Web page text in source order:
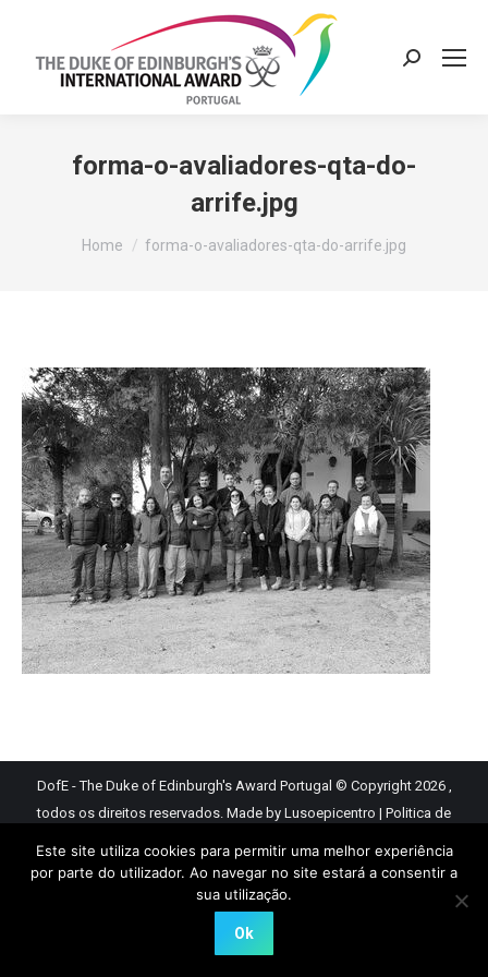
Search:
forma-o-avaliadores-qta-do-
arrife.jpg
You are here:
Home forma-o-avaliadores-qta-do-arrife.jpg
DofE - The Duke of Edinburgh's Award Portugal © Copyright 2026 ,
todos os direitos reservados. Made by Lusoepicentro | Politica de
Este site utiliza cookies para permitir uma melhor experiência
por parte do utilizador. Ao navegar no site estará a consentir a
sua utilização.
Ok